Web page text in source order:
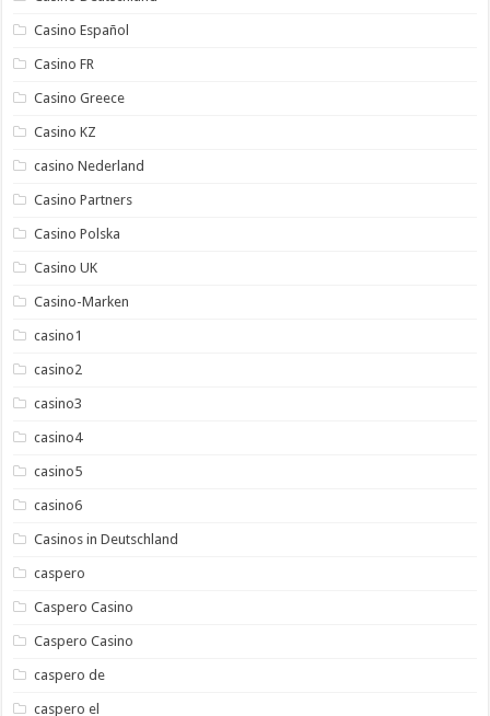
Casino Español
Casino FR
Casino Greece
Casino KZ
casino Nederland
Casino Partners
Casino Polska
Casino UK
Casino-Marken
casino1
casino2
casino3
casino4
casino5
casino6
Casinos in Deutschland
caspero
Caspero Casino
Caspero Casino
caspero de
caspero el